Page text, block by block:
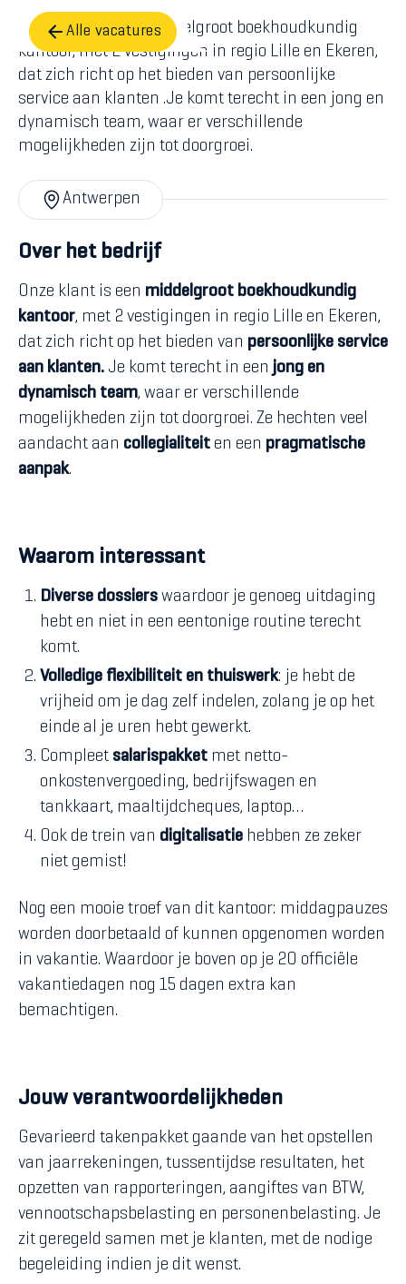
Alle vacatures
Onze klant is een middelgroot boekhoudkundig
kantoor, met 2 vestigingen in regio Lille en Ekeren,
dat zich richt op het bieden van persoonlijke
service aan klanten .Je komt terecht in een jong en
dynamisch team, waar er verschillende
mogelijkheden zijn tot doorgroei.
Antwerpen
Over het bedrijf
Onze klant is een middelgroot boekhoudkundig
kantoor, met 2 vestigingen in regio Lille en Ekeren,
dat zich richt op het bieden van persoonlijke service
aan klanten. Je komt terecht in een jong en
dynamisch team, waar er verschillende
mogelijkheden zijn tot doorgroei. Ze hechten veel
aandacht aan collegialiteit en een pragmatische
aanpak.
Waarom interessant
Diverse dossiers waardoor je genoeg uitdaging
hebt en niet in een eentonige routine terecht
komt.
Volledige flexibiliteit en thuiswerk: je hebt de
vrijheid om je dag zelf indelen, zolang je op het
einde al je uren hebt gewerkt.
Compleet salarispakket met netto-
onkostenvergoeding, bedrijfswagen en
tankkaart, maaltijdcheques, laptop…
Ook de trein van digitalisatie hebben ze zeker
niet gemist!
Nog een mooie troef van dit kantoor: middagpauzes
worden doorbetaald of kunnen opgenomen worden
in vakantie. Waardoor je boven op je 20 officiële
vakantiedagen nog 15 dagen extra kan
bemachtigen.
Jouw verantwoordelijkheden
Gevarieerd takenpakket gaande van het opstellen
van jaarrekeningen, tussentijdse resultaten, het
opzetten van rapporteringen, aangiftes van BTW,
vennootschapsbelasting en personenbelasting. Je
zit geregeld samen met je klanten, met de nodige
begeleiding indien je dit wenst.